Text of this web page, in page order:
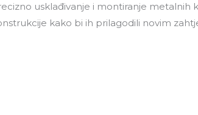
usklađivanje i montiranje metalnih
kako bi ih prilagodili novim